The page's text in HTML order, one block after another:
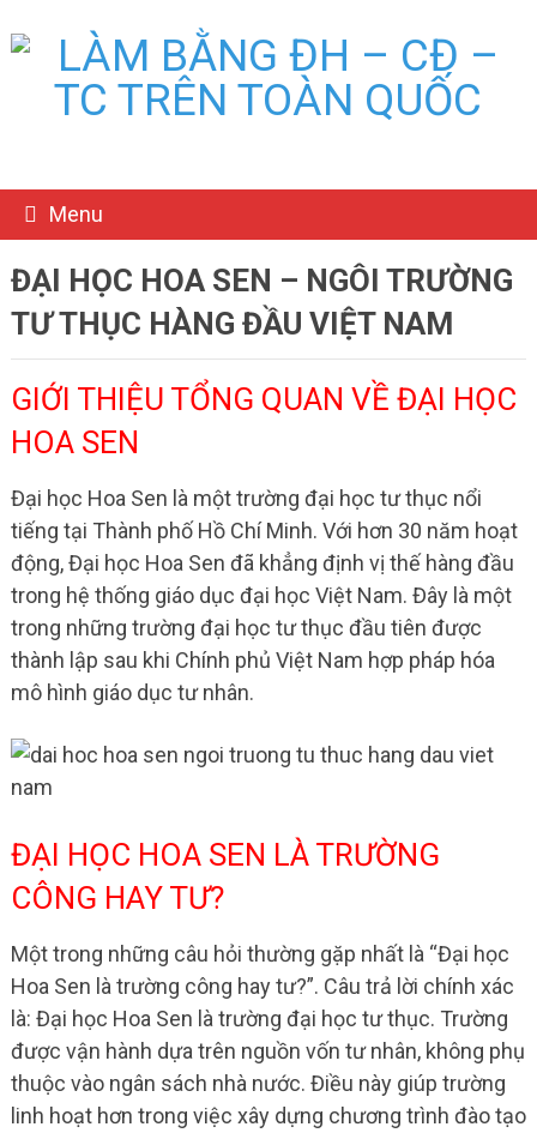
Menu
ĐẠI HỌC HOA SEN – NGÔI TRƯỜNG
TƯ THỤC HÀNG ĐẦU VIỆT NAM
GIỚI THIỆU TỔNG QUAN VỀ ĐẠI HỌC
HOA SEN
Đại học Hoa Sen là một trường đại học tư thục nổi
tiếng tại Thành phố Hồ Chí Minh. Với hơn 30 năm hoạt
động, Đại học Hoa Sen đã khẳng định vị thế hàng đầu
trong hệ thống giáo dục đại học Việt Nam. Đây là một
trong những trường đại học tư thục đầu tiên được
thành lập sau khi Chính phủ Việt Nam hợp pháp hóa
mô hình giáo dục tư nhân.
ĐẠI HỌC HOA SEN LÀ TRƯỜNG
CÔNG HAY TƯ?
Một trong những câu hỏi thường gặp nhất là “Đại học
Hoa Sen là trường công hay tư?”. Câu trả lời chính xác
là: Đại học Hoa Sen là trường đại học tư thục. Trường
được vận hành dựa trên nguồn vốn tư nhân, không phụ
thuộc vào ngân sách nhà nước. Điều này giúp trường
linh hoạt hơn trong việc xây dựng chương trình đào tạo